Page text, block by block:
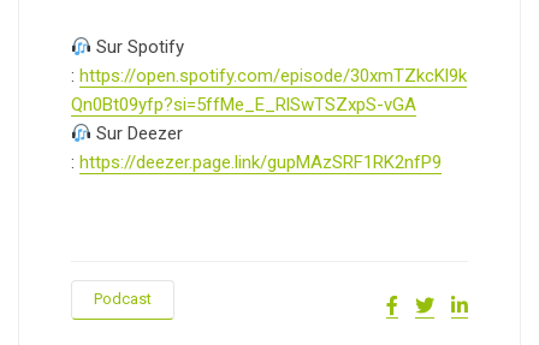
Sur Spotify
: https://open.spotify.com/episode/30xmTZkcKl9k
Qn0Bt09yfp?si=5ffMe_E_RlSwTSZxpS-vGA
Sur Deezer
: https://deezer.page.link/gupMAzSRF1RK2nfP9
Podcast